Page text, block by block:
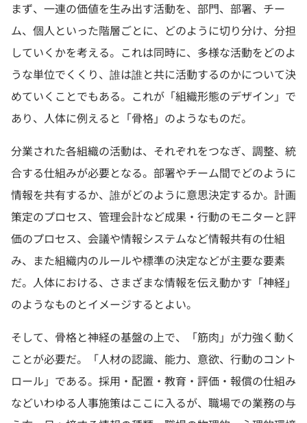
まず、一連の価値を生み出す活動を、部門、部署、チー
ム、個人といった階層ごとに、どのように切り分け、分担
していくかを考える。これは同時に、多様な活動をどのよ
うな単位でくくり、誰は誰と共に活動するのかについて決
めていくことでもある。これが「組織形態のデザイン」で
あり、人体に例えると「骨格」のようなものだ。
分業された各組織の活動は、それぞれをつなぎ、調整、統
合する仕組みが必要となる。部署やチーム間でどのように
情報を共有するか、誰がどのように意思決定するか。計画
策定のプロセス、管理会計など成果・行動のモニターと評
価のプロセス、会議や情報システムなど情報共有の仕組
み、また組織内のルールや標準の決定などが主要な要素
だ。人体における、さまざまな情報を伝え動かす「神経」
のようなものとイメージするとよい。
そして、骨格と神経の基盤の上で、「筋肉」が力強く動く
ことが必要だ。「人材の認識、能力、意欲、行動のコント
ロール」である。採用・配置・教育・評価・報償の仕組み
などいわゆる人事施策はここに入るが、職場での業務の与